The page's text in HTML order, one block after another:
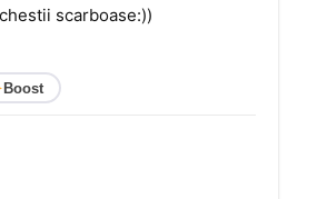
scarboase:))
Boost